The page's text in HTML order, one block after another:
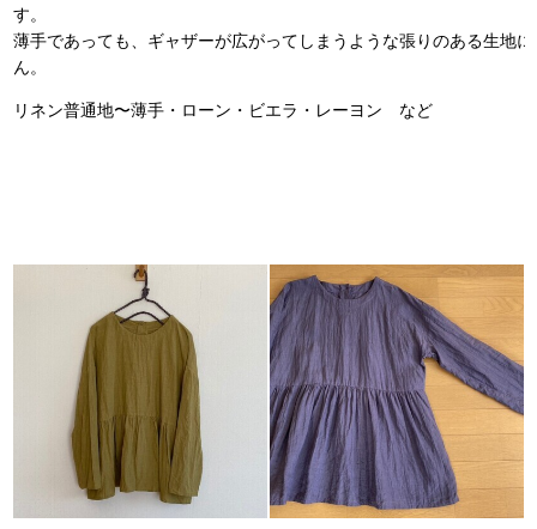
す。
薄手であっても、ギャザーが広がってしまうような張りのある生地
ん。
リネン普通地〜薄手・ローン・ビエラ・レーヨン など